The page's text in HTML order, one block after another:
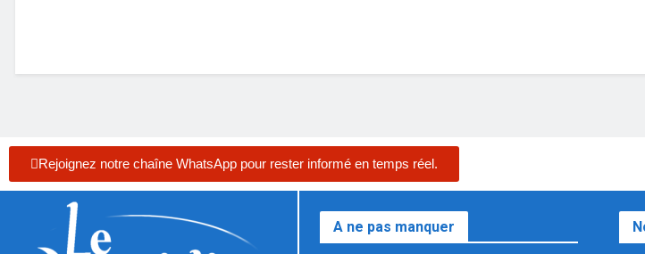
Rejoignez notre chaîne WhatsApp pour rester informé en temps réel.
A ne pas manquer